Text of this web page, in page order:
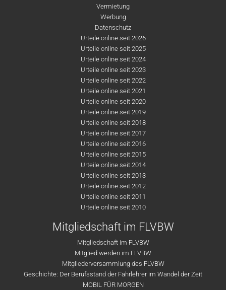
Vermietung
Werbung
Datenschutz
Urteile online seit 2026
Urteile online seit 2025
Urteile online seit 2024
Urteile online seit 2023
Urteile online seit 2022
Urteile online seit 2021
Urteile online seit 2020
Urteile online seit 2019
Urteile online seit 2018
Urteile online seit 2017
Urteile online seit 2016
Urteile online seit 2015
Urteile online seit 2014
Urteile online seit 2013
Urteile online seit 2012
Urteile online seit 2011
Urteile online seit 2010
Mitgliedschaft im FLVBW
Mitgliedschaft im FLVBW
Mitglied werden im FLVBW
Mitgliederversammlung des FLVBW
Geschichte: Der Berufsstand der Fahrlehrer im Wandel der Zeit
MOBIL FÜR MORGEN